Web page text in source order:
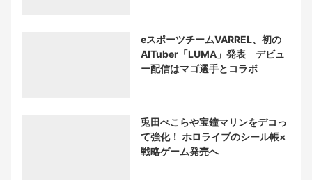
eスポーツチームVARREL、初の
AITuber「LUMA」発表 デビュ
ー配信はマゴ選手とコラボ
兎田ぺこらや宝鐘マリンをデコっ
て強化！ ホロライブのシール帳×
戦略ゲーム発売へ